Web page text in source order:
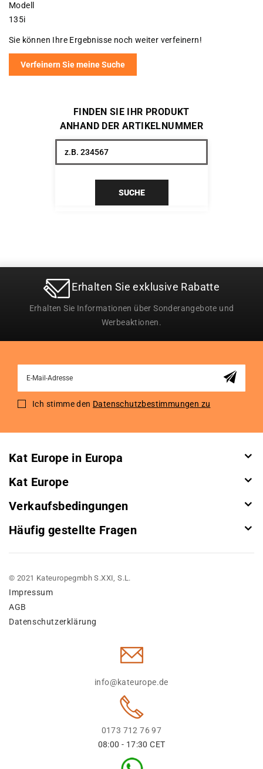
Modell
135i
Sie können Ihre Ergebnisse noch weiter verfeinern!
Verfeinern Sie meine Suche
FINDEN SIE IHR PRODUKT
ANHAND DER ARTIKELNUMMER
SUCHE
Erhalten Sie exklusive Rabatte
Erhalten Sie Informationen über Sonderangebote und
Werbeaktionen.
for
Ich stimme den Datenschutzbestimmungen zu
Kat Europe in Europa
Kat Europe
Verkaufsbedingungen
Häufig gestellte Fragen
© 2021 Kateuropegmbh S.XXI, S.L.
Impressum
AGB
Datenschutzerklärung
info@kateurope.de
0173 712 76 97
08:00 - 17:30 CET